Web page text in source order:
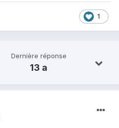
1
Dernière réponse
13 a